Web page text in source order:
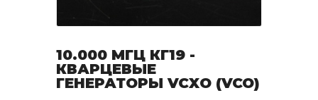
10.000 МГЦ КГ19 -
КВАРЦЕВЫЕ
ГЕНЕРАТОРЫ VCXO (VCO)